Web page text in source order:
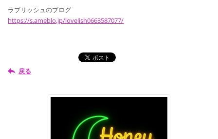
ラブリッシュのブログ
https://s.ameblo.jp/lovelish0663587077/
戻る